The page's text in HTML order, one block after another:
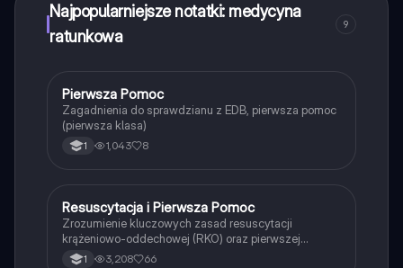
Najpopularniejsze notatki: medycyna
ratunkowa
9
Edukacja dla bezpieczeństwa
Pierwsza Pomoc
Zagadnienia do sprawdzianu z EDB, pierwsza pomoc
(pierwsza klasa)
1 1,043 8
Edukacja dla bezpieczeństwa
Resuscytacja i Pierwsza Pomoc
Zrozumienie kluczowych zasad resuscytacji
krążeniowo-oddechowej (RKO) oraz pierwszej
pomocy w sytuacjach zagrożenia życia. Dowiedz się,
1 3,208 66